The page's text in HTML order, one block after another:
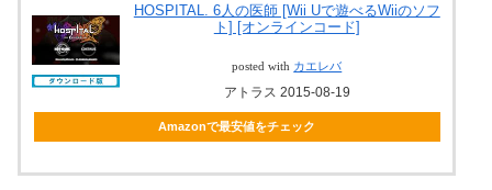
HOSPITAL. 6人の医師 [Wii Uで遊べるWiiのソフ
ト] [オンラインコード]
posted with カエレバ
アトラス 2015-08-19
Amazonで最安値をチェック